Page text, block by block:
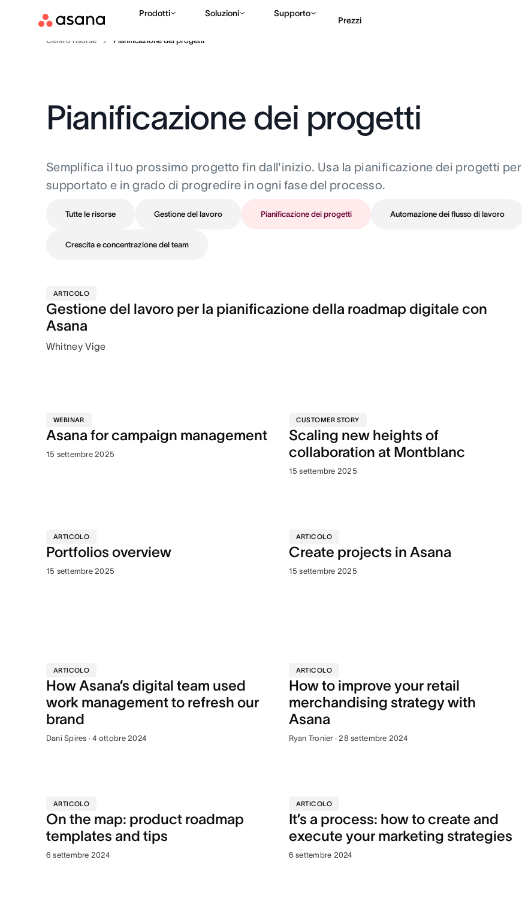
Prodotti Soluzioni Supporto
Prezzi
Centro risorse Pianificazione dei progetti
Pianificazione dei progetti
Semplifica il tuo prossimo progetto fin dall'inizio. Usa la pianificazione dei progetti
supportato e in grado di progredire in ogni fase del processo.
Tutte le risorse Gestione del lavoro Pianificazione dei progetti Automazione dei flusso di lavoro
Crescita e concentrazione del team
ARTICOLO
Gestione del lavoro per la pianificazione della roadmap digitale con
Asana
Whitney Vige
WEBINAR
Asana for campaign management
15 settembre 2025
CUSTOMER STORY
Scaling new heights of
collaboration at Montblanc
15 settembre 2025
ARTICOLO
Portfolios overview
15 settembre 2025
ARTICOLO
Create projects in Asana
15 settembre 2025
ARTICOLO
How Asana’s digital team used
work management to refresh our
brand
Dani Spires · 4 ottobre 2024
ARTICOLO
How to improve your retail
merchandising strategy with
Asana
Ryan Tronier · 28 settembre 2024
ARTICOLO
On the map: product roadmap
templates and tips
6 settembre 2024
ARTICOLO
It’s a process: how to create and
execute your marketing strategies
6 settembre 2024